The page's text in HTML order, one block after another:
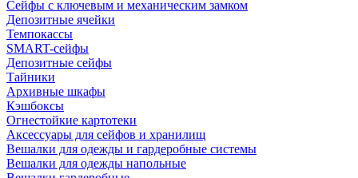
Сейфы с ключевым и механическим замком
Депозитные ячейки
Темпокассы
SMART-сейфы
Депозитные сейфы
Тайники
Архивные шкафы
Кэшбоксы
Огнестойкие картотеки
Аксессуары для сейфов и хранилищ
Вешалки для одежды и гардеробные системы
Вешалки для одежды напольные